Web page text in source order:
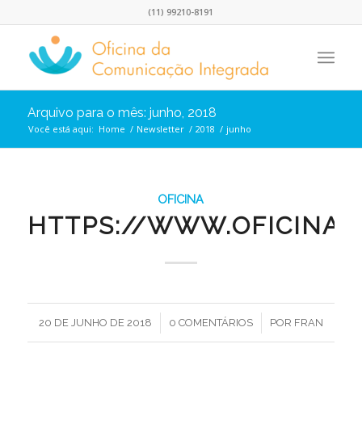
(11) 99210-8191
Arquivo para o mês: junho, 2018
Você está aqui: Home / Newsletter / 2018 / junho
OFICINA
HTTPS://
20 DE JUNHO DE 2018
/ 0 COMENTÁRIOS
/ POR FRAN